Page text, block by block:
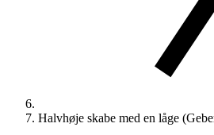
Halvhøje skabe med en låge